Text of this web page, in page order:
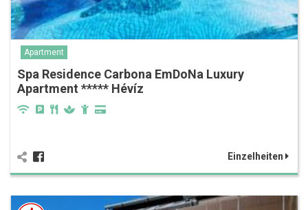
Apartment
Spa Residence Carbona EmDoNa Luxury
Apartment ***** Hévíz
Einzelheiten